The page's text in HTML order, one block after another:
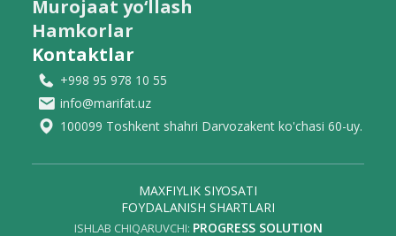
Murojaat yo‘llash
Hamkorlar
Kontaktlar
+998 95 978 10 55
info@marifat.uz
100099 Toshkent shahri Darvozakent ko'chasi 60-uy.
ISHLAB CHIQARUVCHI: PROGRESS SOLUTION
MAXFIYLIK SIYOSATI
FOYDALANISH SHARTLARI